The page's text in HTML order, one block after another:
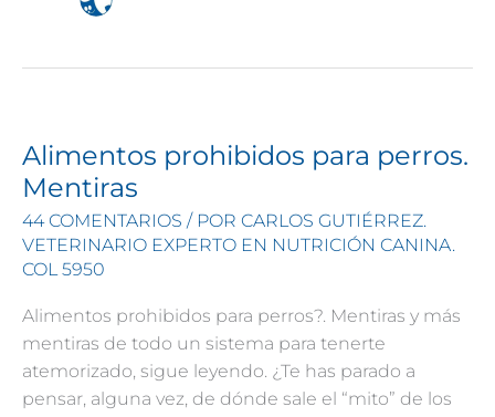
Alimentos prohibidos para perros.
Mentiras
44 COMENTARIOS / POR CARLOS GUTIÉRREZ.
VETERINARIO EXPERTO EN NUTRICIÓN CANINA.
COL 5950
Alimentos prohibidos para perros?. Mentiras y más
mentiras de todo un sistema para tenerte
atemorizado, sigue leyendo. ¿Te has parado a
pensar, alguna vez, de dónde sale el “mito” de los